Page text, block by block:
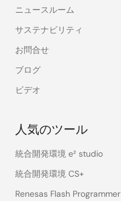
ニュースルーム
サステナビリティ
お問合せ
ブログ
ビデオ
人気のツール
統合開発環境 e² studio
統合開発環境 CS+
Renesas Flash Programmer